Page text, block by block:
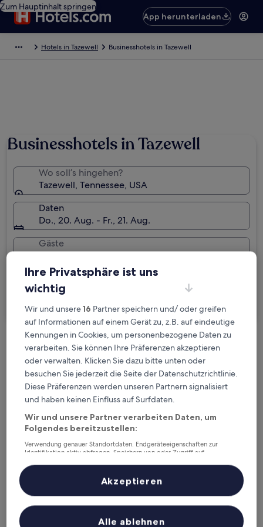
Zum Hauptinhalt springen
App herunterladen
Hotels in Tazewell Businesshotels in Tazewell
Businesshotels in Tazewell
Wo soll’s hingehen?
Tazewell, Tennessee, USA
Daten
Do., 20. Aug. - Fr., 21. Aug.
Gäste
2 Reisende, 1 Zimmer
Ich reise geschäftlich
Suchen
Kostenlose Stornierung bei
Planänderungen
Verdiene Prämien für jede
wahrgenommene Übernachtung
Mehr sparen mit Preisen für Mitglieder
Überprüfe die Preise für diese Daten
Heute
6. Aug. - 7. Aug.
Morgen
Ihre Privatsphäre ist uns
wichtig
Wir und unsere16 Partner speichern und/ oder greifen
auf Informationen auf einem Gerät zu, z.B. auf eindeutige
Kennungen in Cookies, um personenbezogene Daten zu
verarbeiten. Sie können Ihre Präferenzen akzeptieren
oder verwalten. Klicken Sie dazu bitte unten oder
besuchen Sie jederzeit die Seite der Datenschutzrichtlinie.
Diese Präferenzen werden unseren Partnern signalisiert
und haben keinen Einfluss auf Surfdaten.
Wir und unsere Partner verarbeiten Daten, um
Folgendes bereitzustellen:
Verwendung genauer Standortdaten. Endgeräteeigenschaften zur
Identifikation aktiv abfragen. Speichern von oder Zugriff auf
Inhalte, Messung von Werbeleistung und der Performance von Inhalten,
Zielgruppenforschung sowie Entwicklung und Verbesserung von
Liste der Partner (Lieferanten)
Alle ablehnen
Akzeptieren